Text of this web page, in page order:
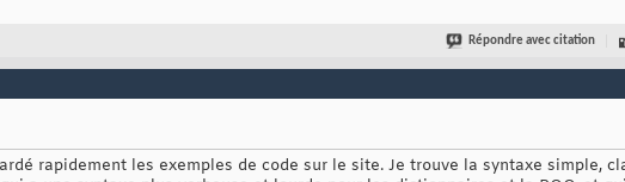
Répondre avec citation
rapidement les exemples de code sur le site. Je trouve la syntaxe simple,